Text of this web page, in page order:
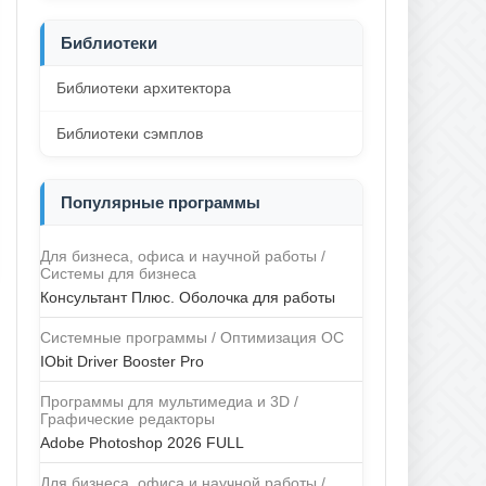
Библиотеки
Библиотеки архитектора
Библиотеки сэмплов
Популярные программы
Для бизнеса, офиса и научной работы /
Системы для бизнеса
Консультант Плюс. Оболочка для работы
Системные программы / Оптимизация ОС
IObit Driver Booster Pro
Программы для мультимедиа и 3D /
Графические редакторы
Adobe Photoshop 2026 FULL